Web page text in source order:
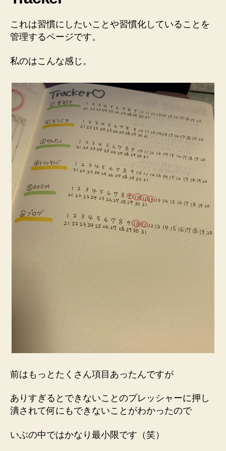
これは習慣にしたいことや習慣化していることを
管理するページです。
私のはこんな感じ。
前はもっとたくさん項目あったんですが
ありすぎるとできないことのプレッシャーに押し
潰されて何にもできないことがわかったので
いぶの中ではかなり最小限です（笑）